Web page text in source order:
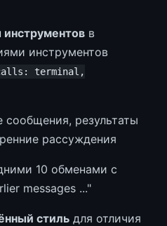
в
инструментов
terminal,
сообщения, результаты
рассуждения
10 обменами с
messages ..."
стиль для отличия